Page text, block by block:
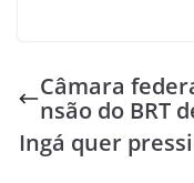
Câmara
nsão do BRT
Ingá quer